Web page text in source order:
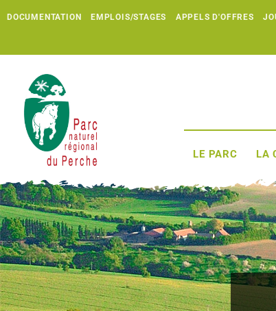
DOCUMENTATION EMPLOIS/STAGES APPELS D'OFFRES
LE PARC LA